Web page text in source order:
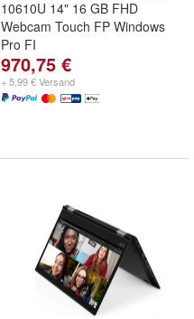
10610U 14" 16 GB FHD
Webcam Touch FP Windows
Pro FI
970,75 €
+ 5,99 € Versand